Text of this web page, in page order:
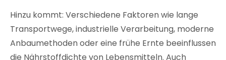
Hinzu kommt: Verschiedene Faktoren wie lange
Transportwege, industrielle Verarbeitung, moderne
Anbaumethoden oder eine frühe Ernte beeinflussen
die Nährstoffdichte von Lebensmitteln. Auch